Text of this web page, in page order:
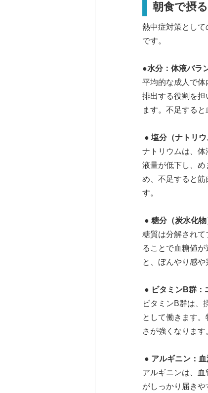
朝食で摂
熱中症対策とし
です。
●水分：体液バラ
平均的な成人で
排出する役割を
ます。不足する
● 塩分（ナトリ
ナトリウムは、
液量が低下し、
め、不足すると
す。
● 糖分（炭水化
糖質は分解され
ることで血糖値
と、ぼんやり感や
● ビタミンB群：
ビタミンB群は、
として働きます
さが強くなりま
● アルギニン：
アルギニンは、
がしっかり届き